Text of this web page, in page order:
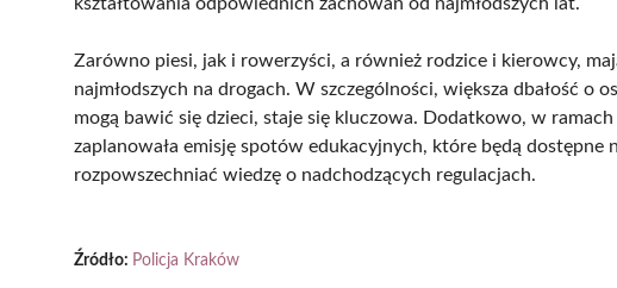
Zarówno piesi, jak i rowerzyści, a również rodzice i kierowcy,
najmłodszych na drogach. W szczególności, większa dbałość o
mogą bawić się dzieci, staje się kluczowa. Dodatkowo, w
zaplanowała emisję spotów edukacyjnych, które będą dostępne
rozpowszechniać wiedzę o nadchodzących regulacjach.
Źródło: Policja Kraków